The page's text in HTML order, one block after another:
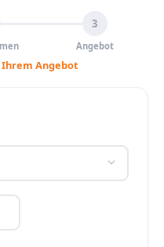
3
Angebot
Ihrem Angebot